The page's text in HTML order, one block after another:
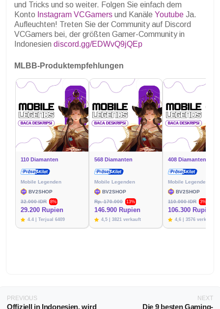
und Tricks und so weiter. Folgen Sie einfach dem
Konto Instagram VCGamers und Kanäle Youtube Ja.
Aufleuchten! Treten Sie der Community auf Discord
VCGamers bei, der größten Gamer-Community in
Indonesien discord.gg/EDWvQ9jQEp
MLBB-Produktempfehlungen
110 Diamanten
Mobile Legenden
BV2SHOP
32.000 IDR
8%
29.200 Rupien
4.4 | Terjual 6409
568 Diamanten
Mobile Legenden
BV2SHOP
Rp. 170.000
13%
146.900 Rupien
4,5 | 3821 verkauft
408 Diamanten
Mobile Legenden
BV2SHOP
110.000 IDR
3%
106.300 Rupien
4,6 | 3576 verkauft
PREVIOUS
Offiziell in Indonesien, wird
NEXT
Die 9 besten Gaming-